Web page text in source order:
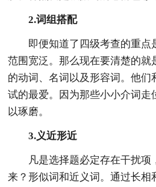
2.词组搭配
即便知道了四级考查的重点
范围宽泛。那么现在要清楚的就
的动词、名词以及形容词。他们
试的最爱。因为那些小小介词走
以琢磨。
3.义近形近
凡是选择题必定存在干扰项
来？形似词和近义词。通过长相